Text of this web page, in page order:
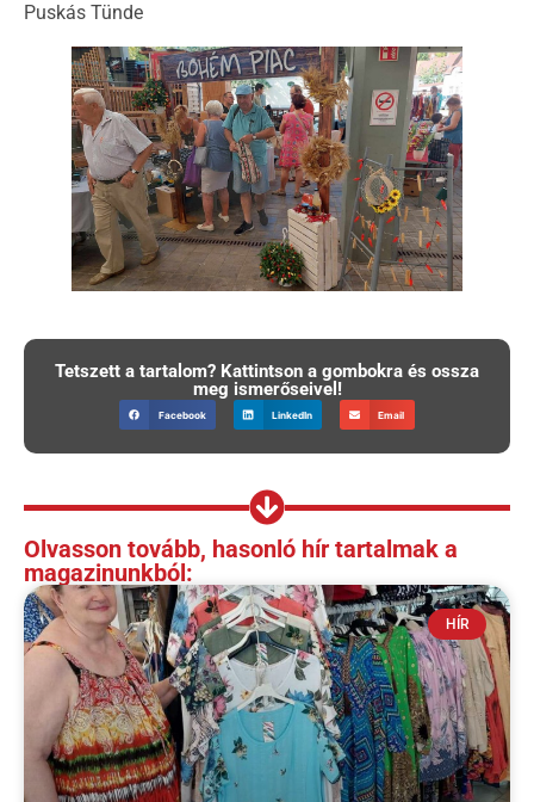
Puskás Tünde
Tetszett a tartalom? Kattintson a gombokra és ossza
meg ismerőseivel!
Facebook LinkedIn Email
Olvasson tovább, hasonló hír tartalmak a
magazinunkból:
HÍR